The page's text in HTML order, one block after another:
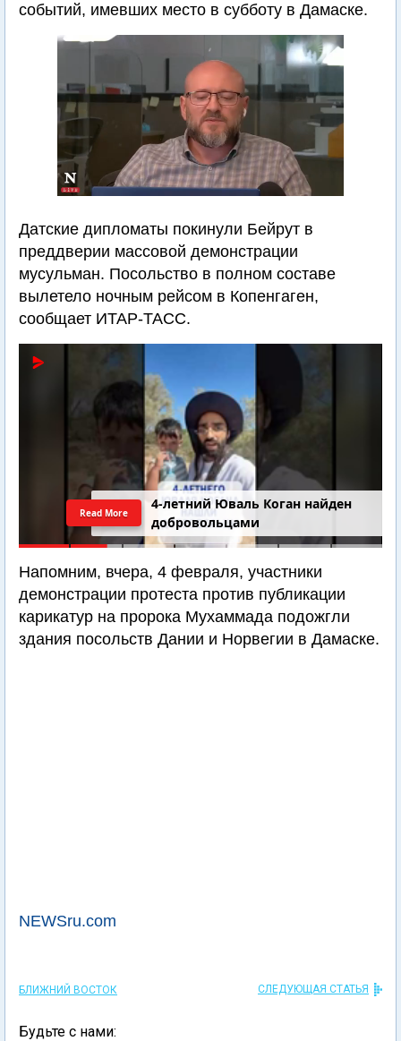
событий, имевших место в субботу в Дамаске.
Датские дипломаты покинули Бейрут в
преддверии массовой демонстрации
мусульман. Посольство в полном составе
вылетело ночным рейсом в Копенгаген,
сообщает ИТАР-ТАСС.
4-летний Юваль Коган найден
добровольцами
Read More
Напомним, вчера, 4 февраля, участники
демонстрации протеста против публикации
карикатур на пророка Мухаммада подожгли
здания посольств Дании и Норвегии в Дамаске.
NEWSru.com
БЛИЖНИЙ ВОСТОК СЛЕДУЮЩАЯ СТАТЬЯ
Будьте с нами: